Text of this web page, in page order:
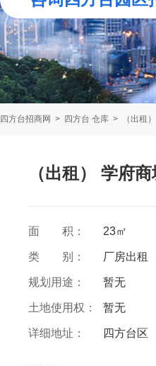
四方台招商网 > 四方台 仓库 > （出租
（出租） 学府
面 积： 23㎡
类 别： 厂房出租
规划用途： 暂无
土地使用权： 暂无
详细地址： 四方台区